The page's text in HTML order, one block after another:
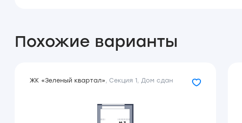
Похожие варианты
ЖК «Зеленый квартал», Секция 1 , Дом сдан